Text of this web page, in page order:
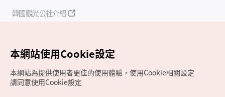
韓國觀光公社介紹
本網站使用Cookie設定
本網站為提供使用者更佳的使用體驗，使用Cookie相關設定
請同意使用Cookie設定